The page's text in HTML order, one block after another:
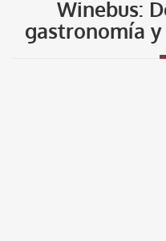
Winebus:
gastronomía